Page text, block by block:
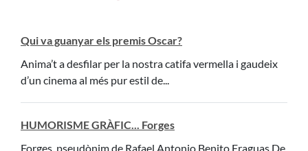
Qui va guanyar els premis Oscar?
Anima’t a desfilar per la nostra catifa vermella i gaudeix
d’un cinema al més pur estil de...
HUMORISME GRÀFIC... Forges
Forges, pseudònim de Rafael Antonio Benito Fraguas De